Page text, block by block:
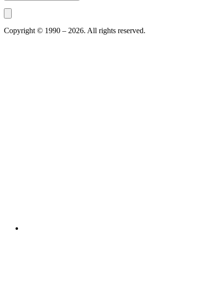
Copyright © 1990 – 2026. All rights reserved.